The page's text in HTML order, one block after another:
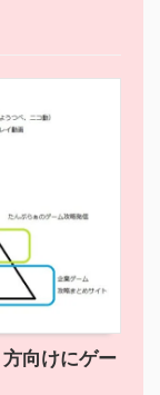
向けにゲー